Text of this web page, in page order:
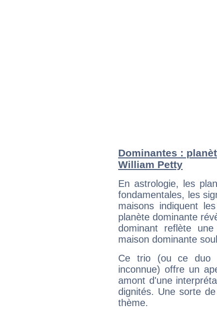
Dominantes :
William Petty
En astrologie, les
fondamentales, les
maisons indiquent
planète dominante
dominant reflète
maison dominante
Ce trio (ou ce duo
inconnue) offre un
amont d'une
dignités. Une sorte
thème.